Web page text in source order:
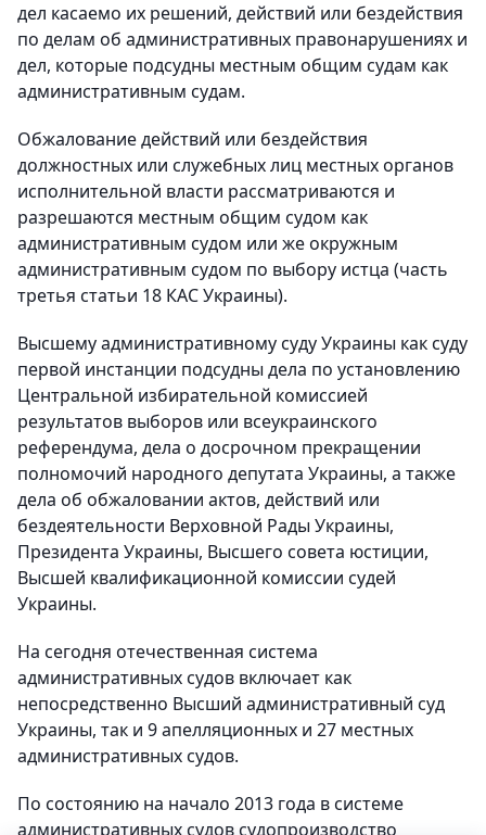
дел касаемо их решений, действий или бездействия
по делам об административных правонарушениях и
дел, которые подсудны местным общим судам как
административным судам.
Обжалование действий или бездействия
должностных или служебных лиц местных органов
исполнительной власти рассматриваются и
разрешаются местным общим судом как
административным судом или же окружным
административным судом по выбору истца (часть
третья статьи 18 КАС Украины).
Высшему административному суду Украины как суду
первой инстанции подсудны дела по установлению
Центральной избирательной комиссией
результатов выборов или всеукраинского
референдума, дела о досрочном прекращении
полномочий народного депутата Украины, а также
дела об обжаловании актов, действий или
бездеятельности Верховной Рады Украины,
Президента Украины, Высшего совета юстиции,
Высшей квалификационной комиссии судей
Украины.
На сегодня отечественная система
административных судов включает как
непосредственно Высший административный суд
Украины, так и 9 апелляционных и 27 местных
административных судов.
По состоянию на начало 2013 года в системе
административных судов судопроизводство